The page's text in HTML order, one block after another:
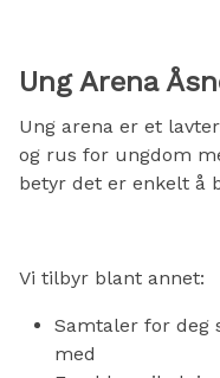
Ung Arena
Ung arena er et
og rus for ungdom
betyr det er enkelt å
Vi tilbyr blant annet:
Samtaler for deg
med